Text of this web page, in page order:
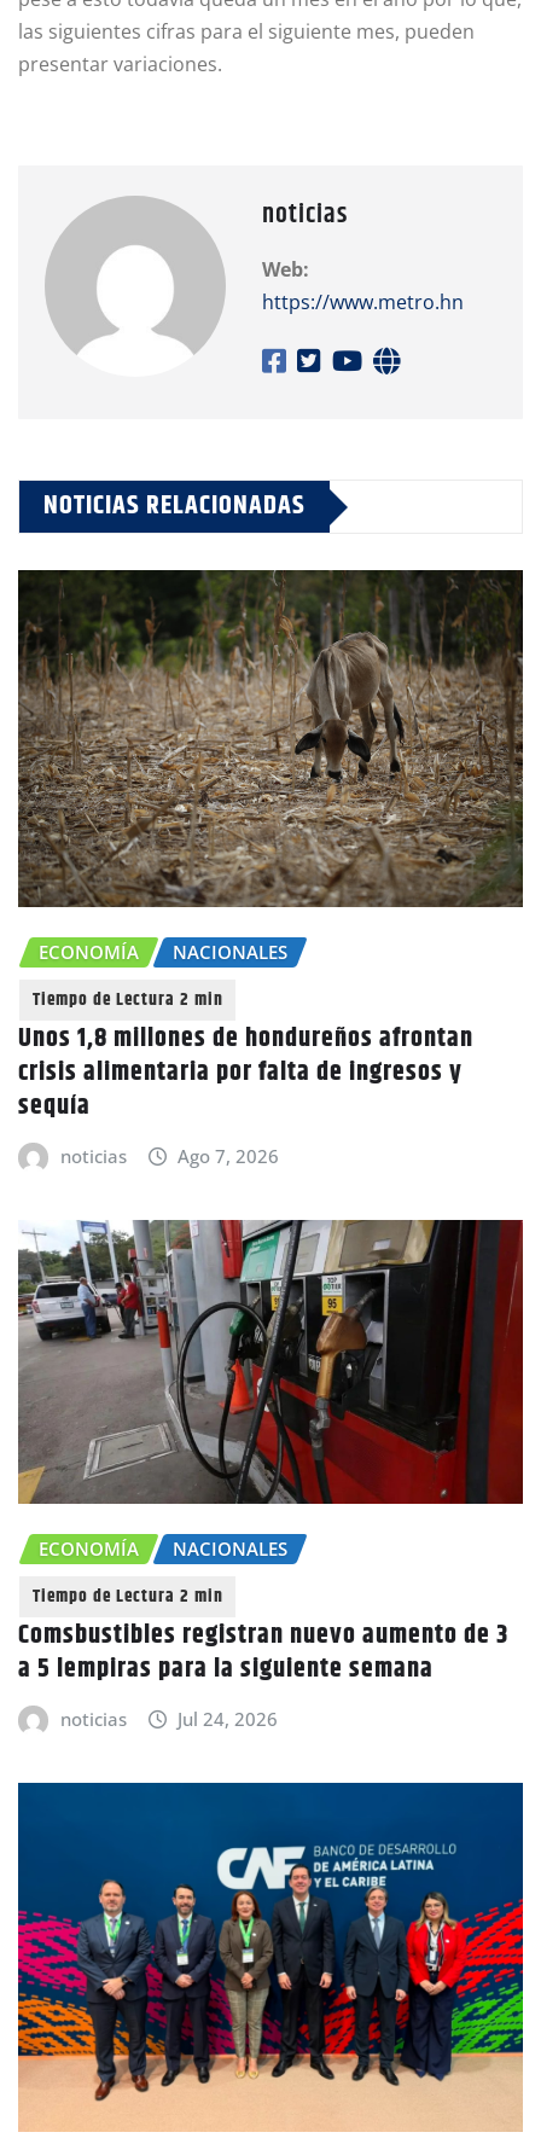
las siguientes cifras para el siguiente mes, pueden
presentar variaciones.
noticias
Web:
https://www.metro.hn
NOTICIAS RELACIONADAS
ECONOMÍA NACIONALES
Unos 1,8 millones de hondureños afrontan
crisis alimentaria por falta de ingresos y
sequía
noticias Ago 7, 2026
ECONOMÍA NACIONALES
Comsbustibles registran nuevo aumento de 3
a 5 lempiras para la siguiente semana
noticias Jul 24, 2026